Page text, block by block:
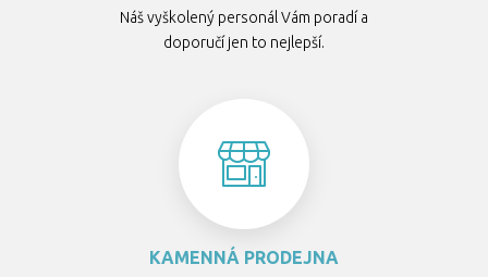
Náš vyškolený personál Vám poradí a
doporučí jen to nejlepší.
KAMENNÁ PRODEJNA